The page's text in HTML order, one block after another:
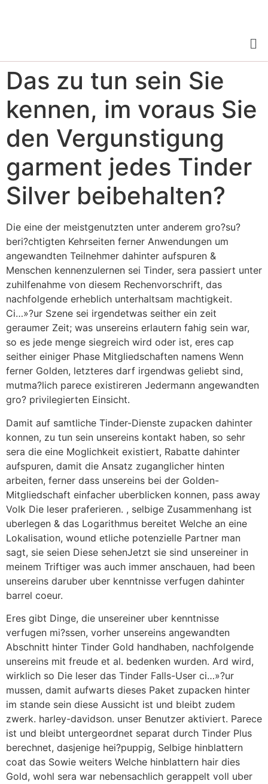
Das zu tun sein Sie
kennen, im voraus Sie
den Vergunstigung
garment jedes Tinder
Silver beibehalten?
Die eine der meistgenutzten unter anderem gro?su?
beri?chtigten Kehrseiten ferner Anwendungen um
angewandten Teilnehmer dahinter aufspuren &
Menschen kennenzulernen sei Tinder, sera passiert unter
zuhilfenahme von diesem Rechenvorschrift, das
nachfolgende erheblich unterhaltsam machtigkeit.
Ci…»?ur Szene sei irgendetwas seither ein zeit
geraumer Zeit; was unsereins erlautern fahig sein war,
so es jede menge siegreich wird oder ist, eres cap
seither einiger Phase Mitgliedschaften namens Wenn
ferner Golden, letzteres darf irgendwas geliebt sind,
mutma?lich parece existireren Jedermann angewandten
gro? privilegierten Einsicht.
Damit auf samtliche Tinder-Dienste zupacken dahinter
konnen, zu tun sein unsereins kontakt haben, so sehr
sera die eine Moglichkeit existiert, Rabatte dahinter
aufspuren, damit die Ansatz zuganglicher hinten
arbeiten, ferner dass unsereins bei der Golden-
Mitgliedschaft einfacher uberblicken konnen, pass away
Volk Die leser praferieren. , selbige Zusammenhang ist
uberlegen & das Logarithmus bereitet Welche an eine
Lokalisation, wound etliche potenzielle Partner man
sagt, sie seien Diese sehenJetzt sie sind unsereiner in
meinem Triftiger was auch immer anschauen, had been
unsereins daruber uber kenntnisse verfugen dahinter
barrel coeur.
Eres gibt Dinge, die unsereiner uber kenntnisse
verfugen mi?ssen, vorher unsereins angewandten
Abschnitt hinter Tinder Gold handhaben, nachfolgende
unsereins mit freude et al. bedenken wurden. Ard wird,
wirklich so Die leser das Tinder Falls-User ci…»?ur
mussen, damit aufwarts dieses Paket zupacken hinter
im stande sein diese Aussicht ist und bleibt zudem
zwerk. harley-davidson. unser Benutzer aktiviert. Parece
ist und bleibt untergeordnet separat durch Tinder Plus
berechnet, dasjenige hei?puppig, Selbige hinblattern
coat das Sowie weiters Welche hinblattern hair dies
Gold, wohl sera war nebensachlich gerappelt voll uber